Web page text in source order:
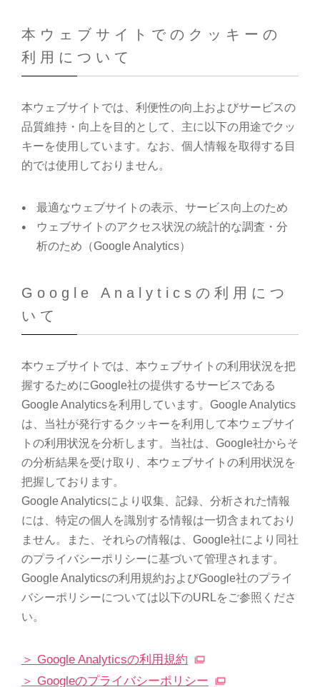
本ウェブサイトでのクッキーの
利用について
本ウェブサイトでは、利便性の向上およびサービスの
品質維持・向上を目的として、主に以下の用途でクッ
キーを使用しています。なお、個人情報を取得する目
的では使用しておりません。
最適なウェブサイトの表示、サービス向上のため
ウェブサイトのアクセス状況の統計的な調査・分
析のため（Google Analytics）
Google Analyticsの利用につ
いて
本ウェブサイトでは、本ウェブサイトの利用状況を把
握するためにGoogle社の提供するサービスである
Google Analyticsを利用しています。Google Analytics
は、当社が発行するクッキーを利用して本ウェブサイ
トの利用状況を分析します。当社は、Google社からそ
の分析結果を受け取り、本ウェブサイトの利用状況を
把握しております。
Google Analyticsにより収集、記録、分析された情報
には、特定の個人を識別する情報は一切含まれており
ません。また、それらの情報は、Google社により同社
のプライバシーポリシーに基づいて管理されます。
Google Analyticsの利用規約およびGoogle社のプライ
バシーポリシーについては以下のURLをご参照くださ
い。
＞ Google Analyticsの利用規約
＞ Googleのプライバシーポリシー